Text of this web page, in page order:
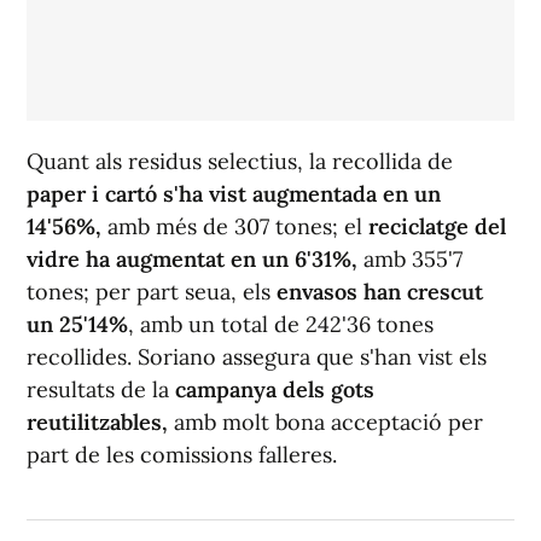
Quant als residus selectius, la recollida de
paper i cartó s'ha vist augmentada en un
14'56%, amb més de 307 tones; el reciclatge del
vidre ha augmentat en un 6'31%, amb 355'7
tones; per part seua, els envasos han crescut
un 25'14%, amb un total de 242'36 tones
recollides. Soriano assegura que s'han vist els
resultats de la campanya dels gots
reutilitzables, amb molt bona acceptació per
part de les comissions falleres.